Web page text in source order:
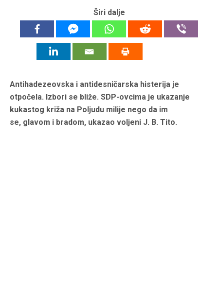
Širi dalje
Antihadezeovska i antidesničarska histerija je
otpočela. Izbori se bliže. SDP-ovcima je ukazanje
kukastog križa na Poljudu milije nego da im
se, glavom i bradom, ukazao voljeni J. B. Tito.